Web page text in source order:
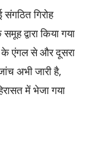
गिरोह
द्वारा किया गया
के एंगल से और दूसरा
अभी जारी है,
में भेजा गया